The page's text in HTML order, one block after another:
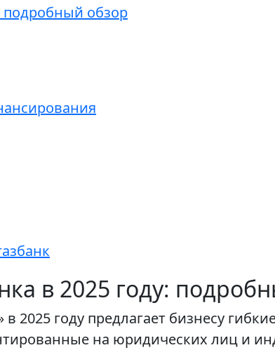
подробный обзор
в 2025 году:
2025 году предлагает бизнесу
на юридических лиц и